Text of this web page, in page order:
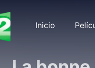
Inicio